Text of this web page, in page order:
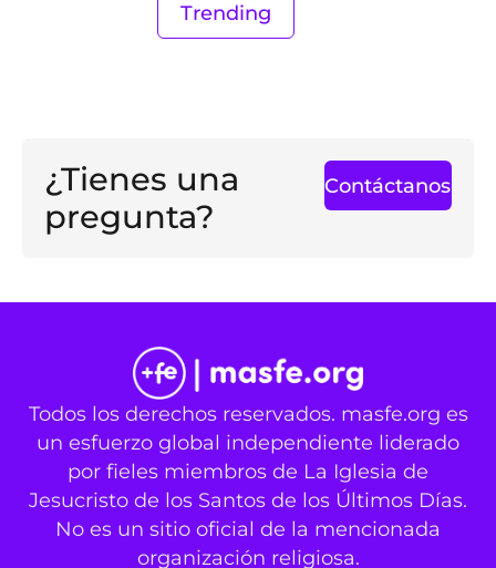
Trending
¿Tienes una
pregunta?
Contáctanos
Todos los derechos reservados. masfe.org es
un esfuerzo global independiente liderado
por fieles miembros de La Iglesia de
Jesucristo de los Santos de los Últimos Días.
No es un sitio oficial de la mencionada
organización religiosa.